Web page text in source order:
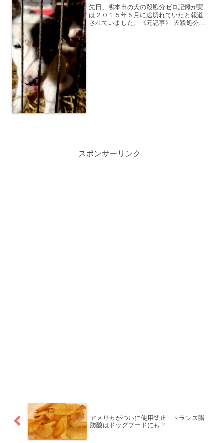
先日、熊本市の犬の殺処分ゼロ記録が実
は２０１５年５月に途切れていたと報道
されていました。《元記事》 犬殺処分ゼ
スポンサーリンク
アメリカがついに使用禁止、トランス脂
肪酸はドッグフードにも？